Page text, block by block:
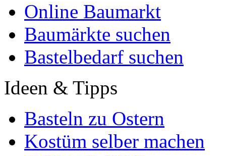
Online Baumarkt
Baumärkte suchen
Bastelbedarf suchen
Ideen & Tipps
Basteln zu Ostern
Kostüm selber machen